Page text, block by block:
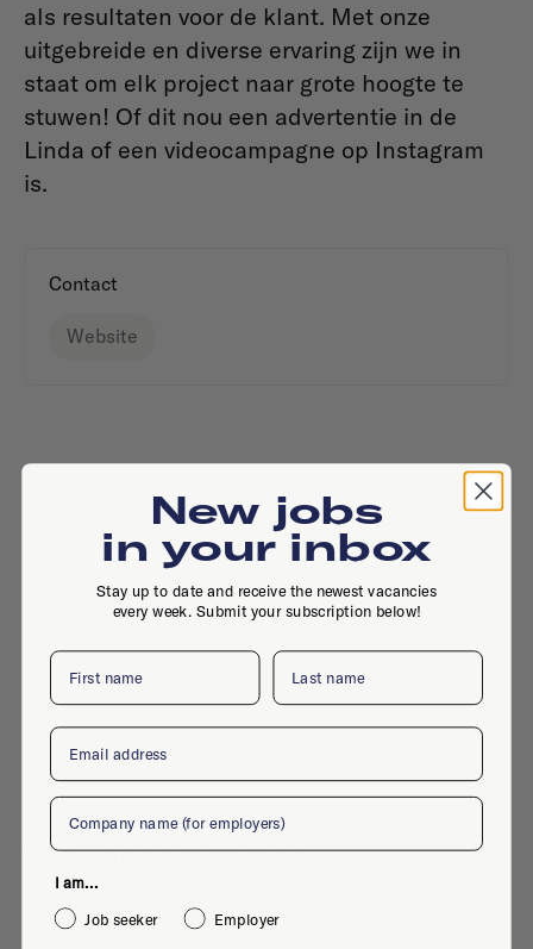
als resultaten voor de klant. Met onze
uitgebreide en diverse ervaring zijn we in
staat om elk project naar grote hoogte te
stuwen! Of dit nou een advertentie in de
Linda of een videocampagne op Instagram
is.
Contact
Website
Active jobs
No active jobs right now
Is this your company profile?Place a job
Similar companies
New jobs
in your inbox
Stay up to date and receive the newest vacancies
every week. Submit your subscription below!
First name Last name
Email
Company
I am...
Job seeker
Employer